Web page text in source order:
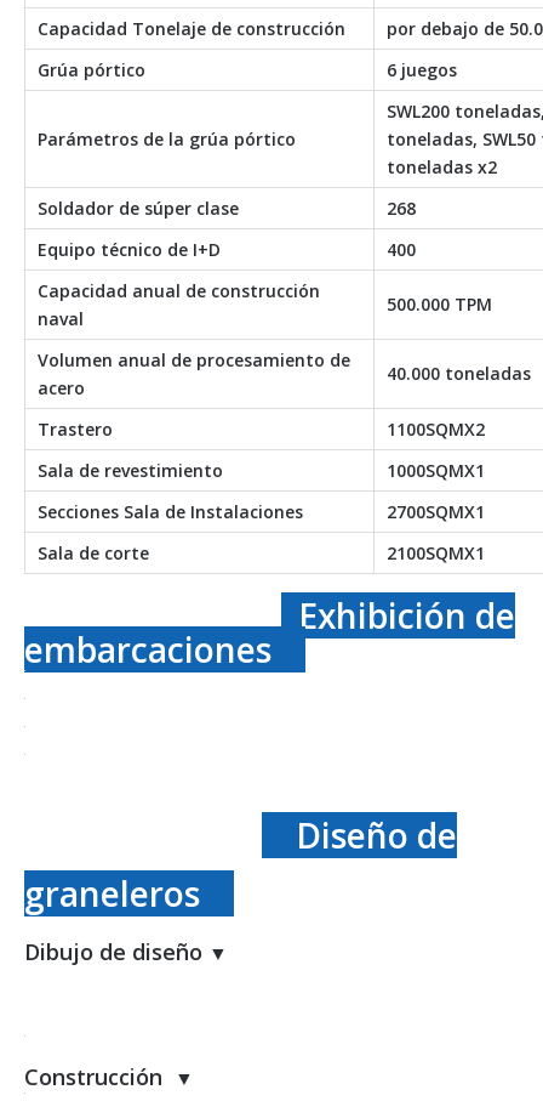
Capacidad Tonelaje de construcción
por debajo de
Grúa pórtico
6 juegos
Parámetros de la grúa pórtico
SWL200
toneladas,
toneladas x2
Soldador de súper clase
268
Equipo técnico de I+D
400
Capacidad anual de construcción
naval
500.000 TPM
Volumen anual de procesamiento de
acero
40.000 toneladas
Trastero
1100SQMX2
Sala de revestimiento
1000SQMX1
Secciones Sala de Instalaciones
2700SQMX1
Sala de corte
2100SQMX1
Exhibición de
embarcaciones
Diseño de
graneleros
Dibujo de diseño ▼
Construcción ▼